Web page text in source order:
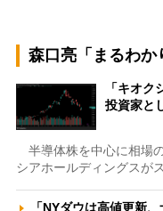
森口亮「まるわか
「キオ
投資家と
半導体株を中心に相場
シアホールディングスが
「NYダウは高値更新